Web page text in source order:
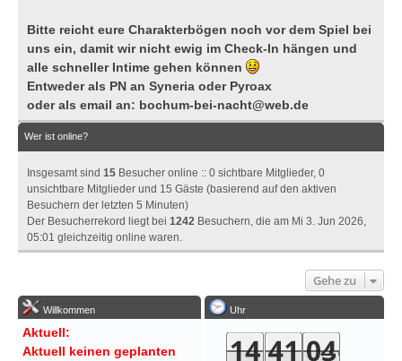
Bitte reicht eure Charakterbögen noch vor dem Spiel bei
uns ein, damit wir nicht ewig im Check-In hängen und
alle schneller Intime gehen können
Entweder als PN an Syneria oder Pyroax
oder als email an: bochum-bei-nacht@web.de
Wer ist online?
Insgesamt sind 15 Besucher online :: 0 sichtbare Mitglieder, 0
unsichtbare Mitglieder und 15 Gäste (basierend auf den aktiven
Besuchern der letzten 5 Minuten)
Der Besucherrekord liegt bei 1242 Besuchern, die am Mi 3. Jun 2026,
05:01 gleichzeitig online waren.
Gehe zu
Willkommen
Aktuell:
Aktuell keinen geplanten
Uhr